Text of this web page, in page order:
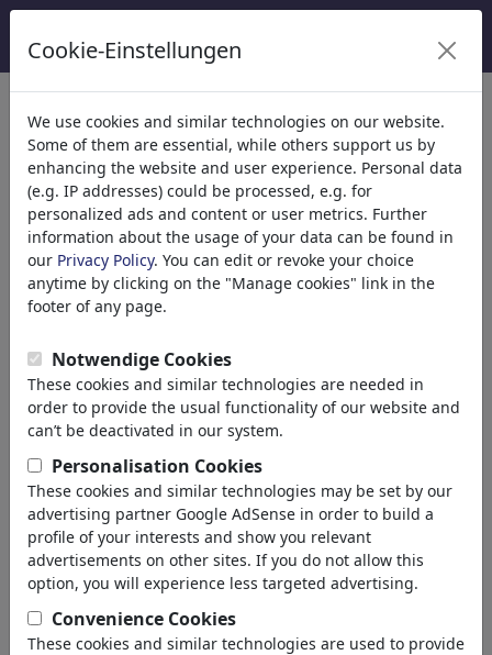
ayuda>> FAQ
preguntas frecuentes
Todo lo que siempre quisiste saber
sobretoonpool.com
general
¿Qué es toonpool.com?
¿Qué es una viñeta?
¿Qué son tags?
¿Qué son favoritos?
¿Cuánto cuesta toonpool.com?
Subir
Cookie-Einstellungen
We use cookies and similar technologies on our website.
Some of them are essential, while others support us by
enhancing the website and user experience. Personal data
(e.g. IP addresses) could be processed, e.g. for
personalized ads and content or user metrics. Further
information about the usage of your data can be found in
our Privacy Policy. You can edit or revoke your choice
anytime by clicking on the "Manage cookies" link in the
footer of any page.
Notwendige Cookies
These cookies and similar technologies are needed in
order to provide the usual functionality of our website and
can’t be deactivated in our system.
Personalisation Cookies
These cookies and similar technologies may be set by our
advertising partner Google AdSense in order to build a
profile of your interests and show you relevant
advertisements on other sites. If you do not allow this
option, you will experience less targeted advertising.
Convenience Cookies
These cookies and similar technologies are used to provide